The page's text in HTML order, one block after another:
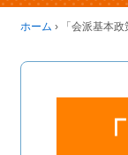
ホーム › 「会派基本